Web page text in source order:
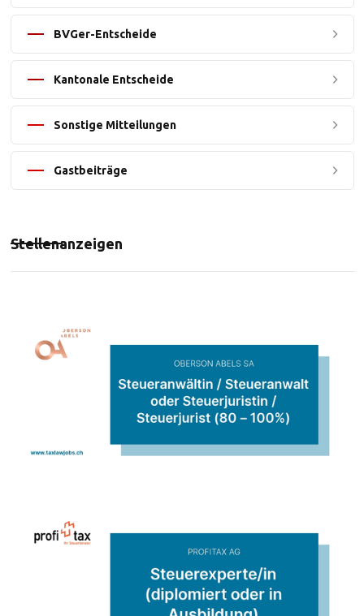
BVGer-Entscheide
Kantonale Entscheide
Sonstige Mitteilungen
Gastbeiträge
Stellenanzeigen